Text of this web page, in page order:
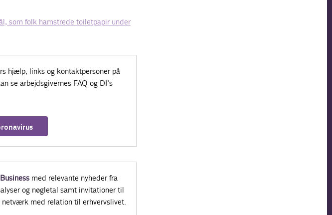
som folk hamstrede toiletpapir under
hjælp, links og kontaktpersoner på
se arbejdsgivernes FAQ og DI’s
med relevante nyheder fra
og nøgletal samt invitationer til
netværk med relation til erhvervslivet.